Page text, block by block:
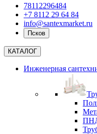
78112296484
+7 8112 29 64 84
info@santexmarket.ru
Псков
КАТАЛОГ
Инженерная